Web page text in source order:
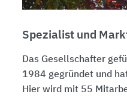
Spezialist und
Das Gesellschafter
1984 gegründet und
Hier wird mit 55